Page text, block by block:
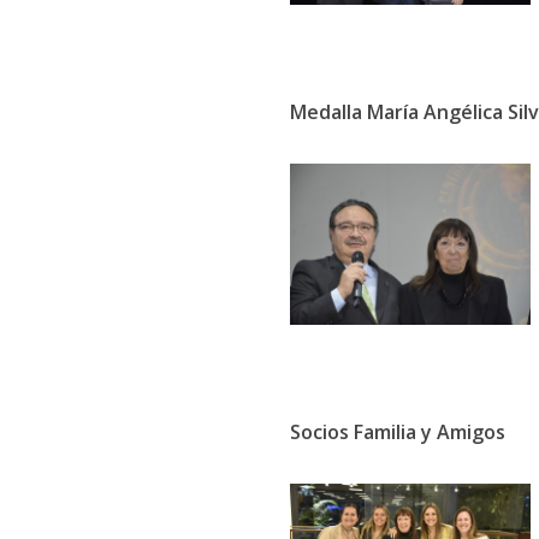
Medalla María Angélica
Socios Familia y Amigos